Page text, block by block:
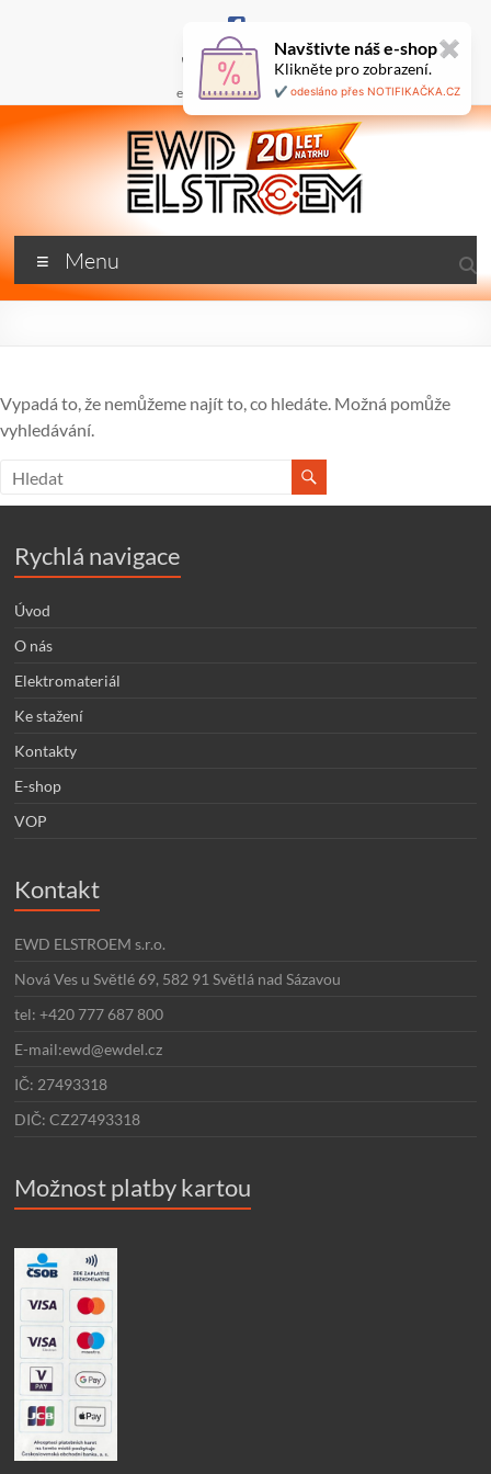
+420 777 687 800
ewd@ewdel.cz
🇬🇧
ewdel.cz
…
Menu
Vypadá to, že nemůžeme najít to, co hledáte. Možná pomůže
vyhledávání.
Rychlá navigace
Úvod
O nás
Elektromateriál
Ke stažení
Kontakty
E-shop
VOP
Kontakt
EWD ELSTROEM s.r.o.
Nová Ves u Světlé 69, 582 91 Světlá nad Sázavou
tel: +420 777 687 800
E-mail:ewd@ewdel.cz
IČ: 27493318
DIČ: CZ27493318
Možnost platby kartou
Navštivte náš e-shop✖
Klikněte pro zobrazení.
✔️ odesláno přes NOTIFIKAČKA.CZ